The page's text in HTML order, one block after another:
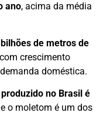
ano, acima da média
de metros de
crescimento
doméstica.
no Brasil é
o moletom é um dos